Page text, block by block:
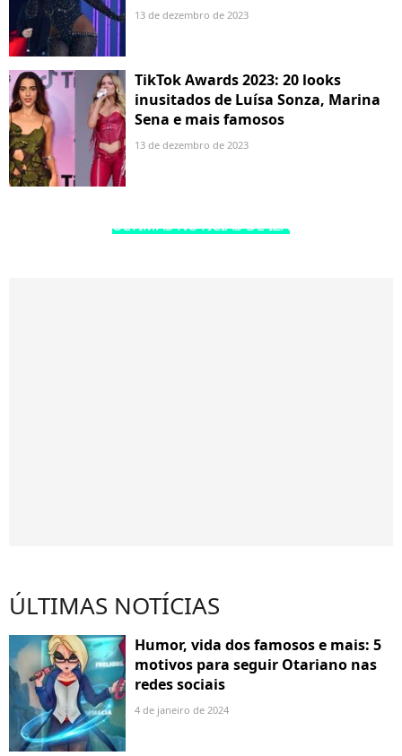
13 de dezembro de 2023
TikTok Awards 2023: 20 looks
inusitados de Luísa Sonza, Marina
Sena e mais famosos
13 de dezembro de 2023
ÚLTIMAS NOTÍCIAS DE IZA
ÚLTIMAS NOTÍCIAS
Humor, vida dos famosos e mais: 5
motivos para seguir Otariano nas
redes sociais
4 de janeiro de 2024